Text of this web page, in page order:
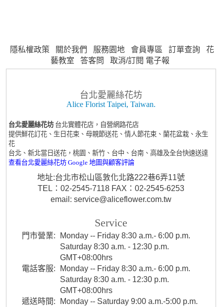
隱私權政策 關於我們 服務園地 會員專區 訂單查詢
花
藝教室
答客問 取消/訂閱 電子報
台北愛麗絲花坊
Alice Florist Taipei, Taiwan.
台北愛麗絲花坊 台北實體花店，自營網路花店
提供鮮花訂花、生日花束、母親節送花、情人節花束、蘭花盆栽、永生
花
台北、新北當日送花，桃園、新竹、台中、台南、高雄及全台快速送達
查看台北愛麗絲花坊 Google 地圖與顧客評論
地址:台北市松山區敦化北路222巷6弄11號
TEL：02-2545-7118 FAX：02-2545-6253
email: service@aliceflower.com.tw
Service
門市營業:
Monday -- Friday 8:30 a.m.- 6:00 p.m.
Saturday 8:30 a.m. - 12:30 p.m.
GMT+08:00hrs
電話客服:
Monday -- Friday 8:30 a.m.- 6:00 p.m.
Saturday 8:30 a.m. - 12:30 p.m.
GMT+08:00hrs
遞送時間:
Monday -- Saturday 9:00 a.m.-5:00 p.m.